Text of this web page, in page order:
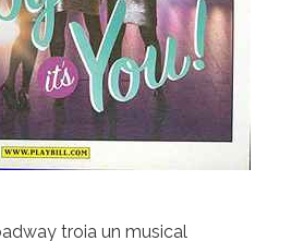
troia un musical